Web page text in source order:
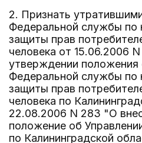
2. Признать
Федеральной службы по
защиты прав
человека от 15.06.2006
утверждении положения
Федеральной службы по
защиты прав
человека по
22.08.2006 N 283 "О
положение об
по Калининградской